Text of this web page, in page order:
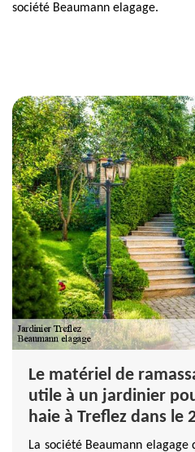
société Beaumann elagage.
Le matériel de
utile à un jardinier
haie à Treflez dans le
La société Beaumann